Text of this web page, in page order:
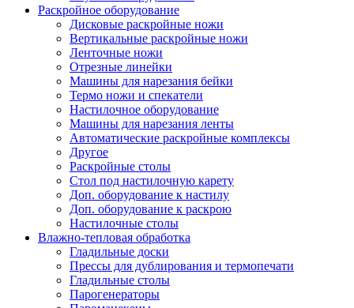
Раскройное оборудование
Дисковые раскройные ножи
Вертикальные раскройные ножи
Ленточные ножи
Отрезные линейки
Машины для нарезания бейки
Термо ножи и спекатели
Настилочное оборудование
Машины для нарезания ленты
Автоматические раскройные комплексы
Другое
Раскройные столы
Стол под настилочную карету
Доп. оборудование к настилу
Доп. оборудование к раскрою
Настилочные столы
Влажно-тепловая обработка
Гладильные доски
Прессы для дублирования и термопечати
Гладильные столы
Парогенераторы